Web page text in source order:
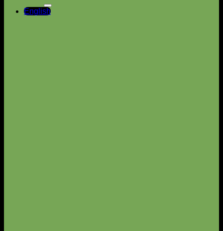
English